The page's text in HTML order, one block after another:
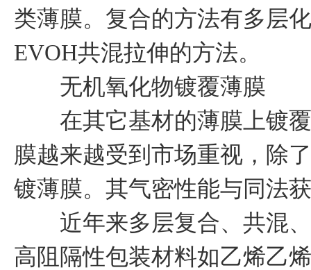
类薄膜。复合的方法有多层
EVOH共混拉伸的方法。
无机氧化物镀覆薄膜
在其它基材的薄膜上镀覆
膜越来越受到市场重视，除
镀薄膜。其气密性能与同法
近年来多层复合、共混、
高阻隔性包装材料如乙烯乙